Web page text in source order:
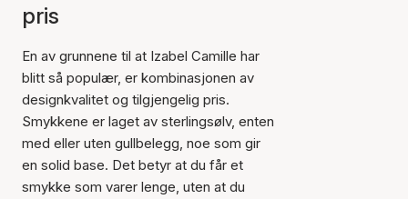
pris
En av grunnene til at Izabel Camille har
blitt så populær, er kombinasjonen av
designkvalitet og tilgjengelig pris.
Smykkene er laget av sterlingsølv, enten
med eller uten gullbelegg, noe som gir
en solid base. Det betyr at du får et
smykke som varer lenge, uten at du